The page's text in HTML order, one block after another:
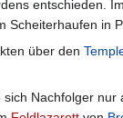
entschieden.
Scheiterhaufen in
über den
Nachfolger nur